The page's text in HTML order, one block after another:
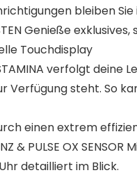
bleiben
Genieße
Touchdisplay
STAMINA verfolgt
Verfügung steht. So
einen extrem
& PULSE OX
detailliert im Blick.